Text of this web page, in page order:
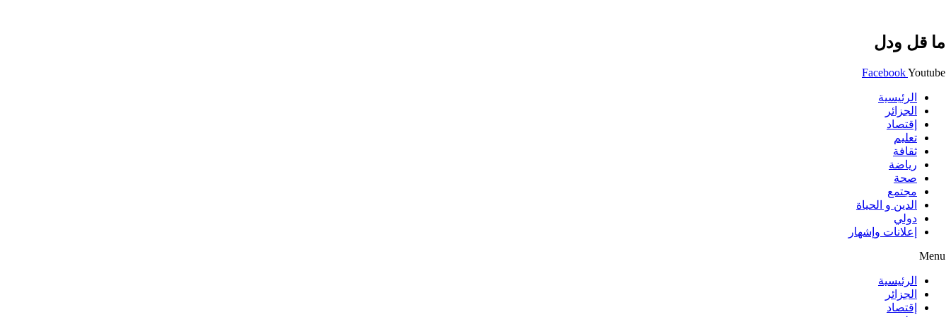
ما قل ودل
FacebookYoutube
الرئيسية
الجزائر
إقتصاد
تعليم
ثقافة
رياضة
صحة
مجتمع
الدين و الحياة
دولي
إعلانات وإشهار
Menu
الرئيسية
الجزائر
إقتصاد